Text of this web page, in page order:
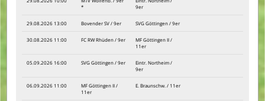
*
9er
29.08.2026 13:00 Bovender SV / 9er SVG Göttingen / 9er
30.08.2026 11:00 FC RW Rhüden / 9er
MF Göttingen II /
11er
05.09.2026 16:00 SVG Göttingen / 9er
Eintr. Northeim /
9er
06.09.2026 11:00
MF Göttingen II /
11er
E. Braunschw. / 11er